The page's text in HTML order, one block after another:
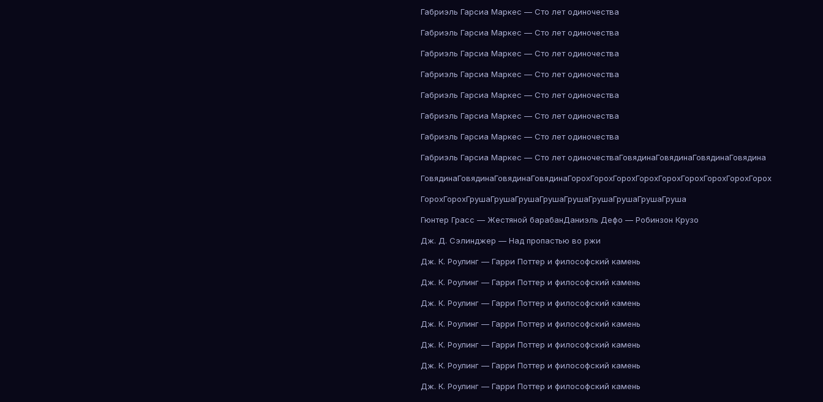
Габриэль Гарсиа Маркес — Сто лет одиночества
Габриэль Гарсиа Маркес — Сто лет одиночества
Габриэль Гарсиа Маркес — Сто лет одиночества
Габриэль Гарсиа Маркес — Сто лет одиночества
Габриэль Гарсиа Маркес — Сто лет одиночества
Габриэль Гарсиа Маркес — Сто лет одиночества
Габриэль Гарсиа Маркес — Сто лет одиночества
Габриэль Гарсиа Маркес — Сто лет одиночестваГовядинаГовядинаГовядинаГовядина
ГовядинаГовядинаГовядинаГовядинаГорохГорохГорохГорохГорохГорохГорохГорохГорох
ГорохГорохГрушаГрушаГрушаГрушаГрушаГрушаГрушаГрушаГруша
Гюнтер Грасс — Жестяной барабанДаниэль Дефо — Робинзон Крузо
Дж. Д. Сэлинджер — Над пропастью во ржи
Дж. К. Роулинг — Гарри Поттер и философский камень
Дж. К. Роулинг — Гарри Поттер и философский камень
Дж. К. Роулинг — Гарри Поттер и философский камень
Дж. К. Роулинг — Гарри Поттер и философский камень
Дж. К. Роулинг — Гарри Поттер и философский камень
Дж. К. Роулинг — Гарри Поттер и философский камень
Дж. К. Роулинг — Гарри Поттер и философский камень